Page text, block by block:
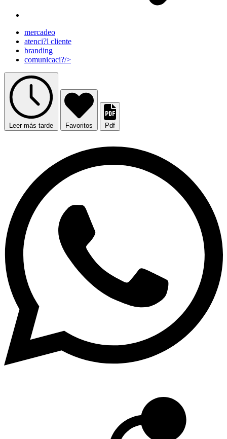
mercadeo
atenci?l cliente
branding
comunicaci?/>
Leer más tarde Favoritos Pdf